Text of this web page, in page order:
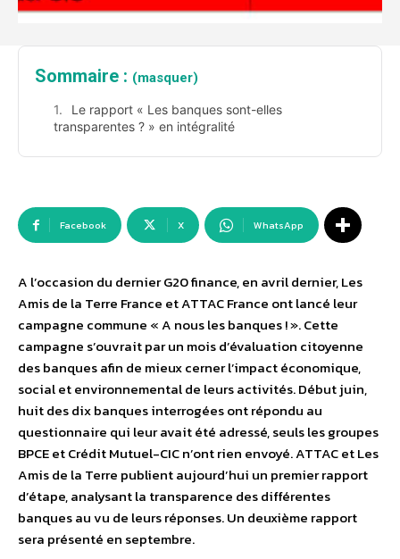
Sommaire : (masquer)
Le rapport « Les banques sont-elles
transparentes ? » en intégralité
Facebook X WhatsApp
A l’occasion du dernier G20 finance, en avril dernier, Les
Amis de la Terre France et ATTAC France ont lancé leur
campagne commune « A nous les banques ! ». Cette
campagne s’ouvrait par un mois d’évaluation citoyenne
des banques afin de mieux cerner l’impact économique,
social et environnemental de leurs activités. Début juin,
huit des dix banques interrogées ont répondu au
questionnaire qui leur avait été adressé, seuls les groupes
BPCE et Crédit Mutuel-CIC n’ont rien envoyé. ATTAC et Les
Amis de la Terre publient aujourd’hui un premier rapport
d’étape, analysant la transparence des différentes
banques au vu de leurs réponses. Un deuxième rapport
sera présenté en septembre.